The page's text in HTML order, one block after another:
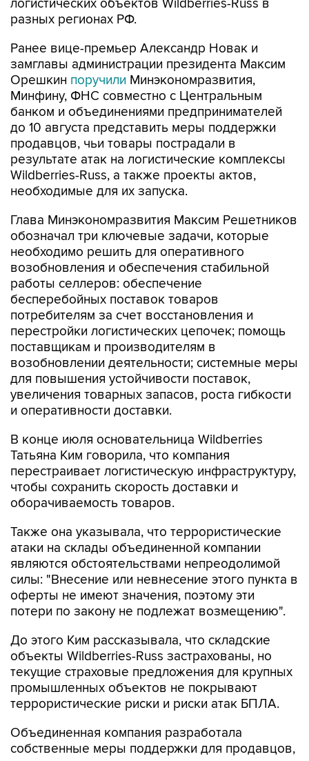
логистических объектов Wildberries-Russ в
разных регионах РФ.
Ранее вице-премьер Александр Новак и
замглавы администрации президента Максим
Орешкин поручили Минэкономразвития,
Минфину, ФНС совместно с Центральным
банком и объединениями предпринимателей
до 10 августа представить меры поддержки
продавцов, чьи товары пострадали в
результате атак на логистические комплексы
Wildberries-Russ, а также проекты актов,
необходимые для их запуска.
Глава Минэкономразвития Максим Решетников
обозначал три ключевые задачи, которые
необходимо решить для оперативного
возобновления и обеспечения стабильной
работы селлеров: обеспечение
бесперебойных поставок товаров
потребителям за счет восстановления и
перестройки логистических цепочек; помощь
поставщикам и производителям в
возобновлении деятельности; системные меры
для повышения устойчивости поставок,
увеличения товарных запасов, роста гибкости
и оперативности доставки.
В конце июля основательница Wildberries
Татьяна Ким говорила, что компания
перестраивает логистическую инфраструктуру,
чтобы сохранить скорость доставки и
оборачиваемость товаров.
Также она указывала, что террористические
атаки на склады объединенной компании
являются обстоятельствами непреодолимой
силы: "Внесение или невнесение этого пункта в
оферты не имеют значения, поэтому эти
потери по закону не подлежат возмещению".
До этого Ким рассказывала, что складские
объекты Wildberries-Russ застрахованы, но
текущие страховые предложения для крупных
промышленных объектов не покрывают
террористические риски и риски атак БПЛА.
Объединенная компания разработала
собственные меры поддержки для продавцов,